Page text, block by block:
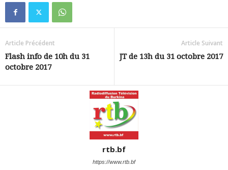
Article Précédent
Flash info de 10h du 31
octobre 2017
Article Suivant
JT de 13h du 31 octobre 2017
rtb.bf
https://www.rtb.bf